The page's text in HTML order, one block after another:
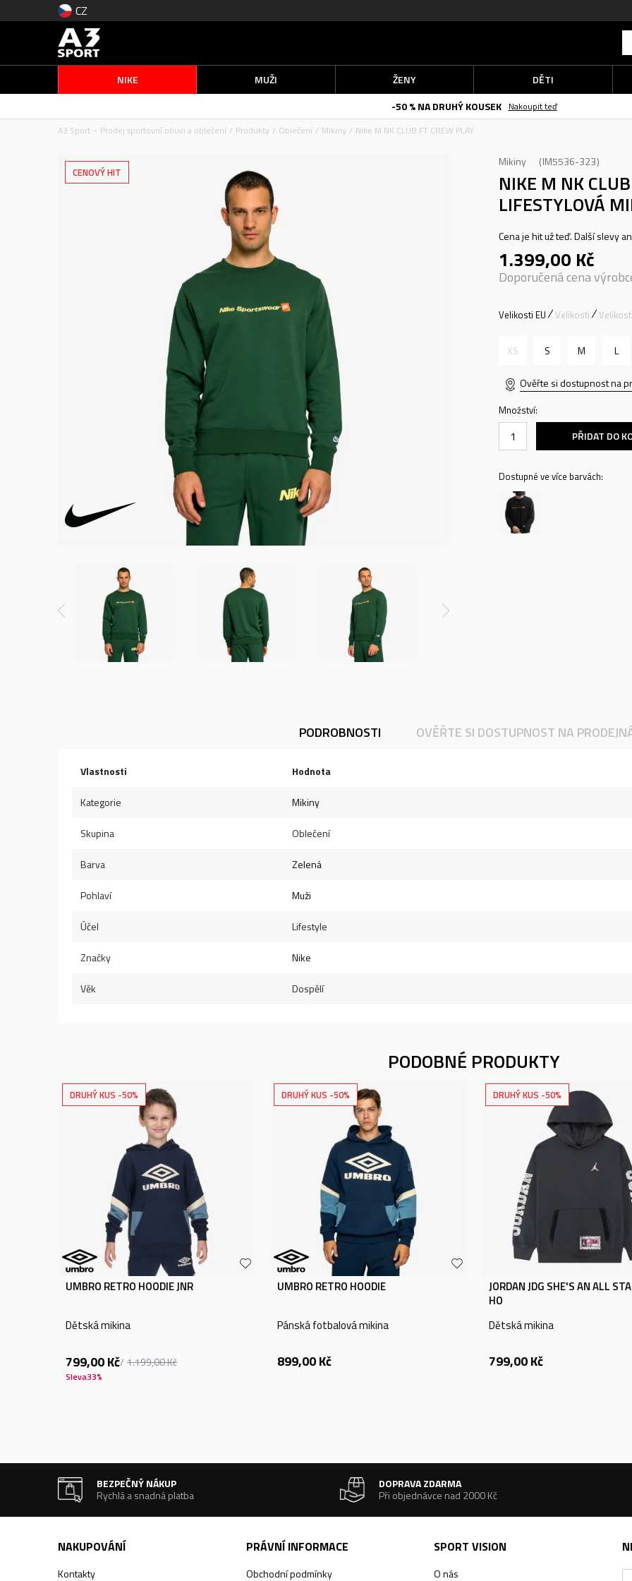
CZ
NIKE MUŽI ŽENY
DĚTI
-50 % NA DRUHÝ KOUSEK
Nakoupit teď
A3 Sport – Prodej sportovní obuvi a oblečení
Produkty Oblečení Mikiny Nike M NK CLUB FT CREW PLAY
CENOVÝ HIT
Mikiny IM5536-323
NIKE M NK
LIFESTYLOVÁ
Cena je hit už teď. Další slevy
1.399,00 Kč
Doporučená cena
Velikosti EU Velikosti
XS S M L
Ověřte si dostupnost na
Množství:
PŘIDAT DO
Dostupné ve více barvách:
PODROBNOSTI OVĚŘTE SI DOSTUPNOST NA
Vlastnosti Hodnota
Kategorie Mikiny
Skupina Oblečení
Barva Zelená
Pohlaví Muži
Účel Lifestyle
Značky Nike
Věk Dospělí
PODOBNÉ PRODUKTY
DRUHÝ KUS -50%
UMBRO RETRO HOODIE JNR
Dětská mikina
799,00Kč 1.199,00Kč
Sleva33%
DRUHÝ KUS -50%
UMBRO RETRO HOODIE
Pánská fotbalová mikina
899,00Kč
DRUHÝ KUS -50%
JORDAN JDG SHE'S AN ALL
HO
Dětská mikina
799,00Kč
BEZPEČNÝ NÁKUP
Rychlá a snadná platba
DOPRAVA ZDARMA
Při objednávce nad 2000 Kč
NAKUPOVÁNÍ
Kontakty
PRÁVNÍ INFORMACE
Obchodní podmínky
SPORT VISION
O nás